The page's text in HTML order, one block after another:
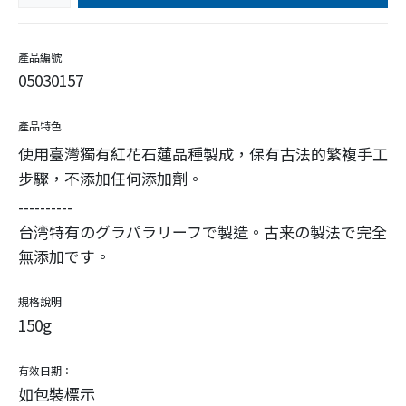
產品編號
05030157
產品特色
使用臺灣獨有紅花石蓮品種製成，保有古法的繁複手工
步驟，不添加任何添加劑。
----------
台湾特有のグラパラリーフで製造。古来の製法で完全
無添加です。
規格說明
150g
有效日期：
如包裝標示